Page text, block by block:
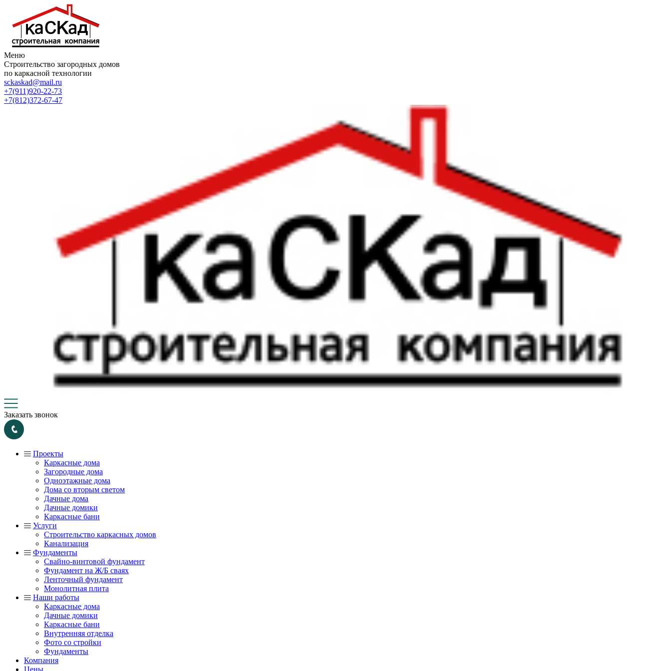
Меню
Строительство загородных домов
по каркасной технологии
sckaskad@mail.ru
+7(911)920-22-73
+7(812)372-67-47
Заказать звонок
Проекты
Каркасные дома
Загородные дома
Одноэтажные дома
Дома со вторым светом
Дачные дома
Дачные домики
Каркасные бани
Услуги
Строительство каркасных домов
Канализация
Фундаменты
Свайно-винтовой фундамент
Фундамент на Ж/Б сваях
Ленточный фундамент
Монолитная плита
Наши работы
Каркасные дома
Дачные домики
Каркасные бани
Внутренняя отделка
Фото со стройки
Фундаменты
Компания